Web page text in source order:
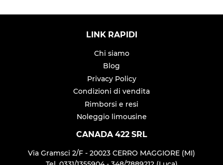
LINK RAPIDI
Chi siamo
Blog
Privacy Policy
Condizioni di vendita
Rimborsi e resi
Noleggio limousine
CANADA 422 SRL
Via Gramsci 2/F - 20023 CERRO MAGGIORE (MI)